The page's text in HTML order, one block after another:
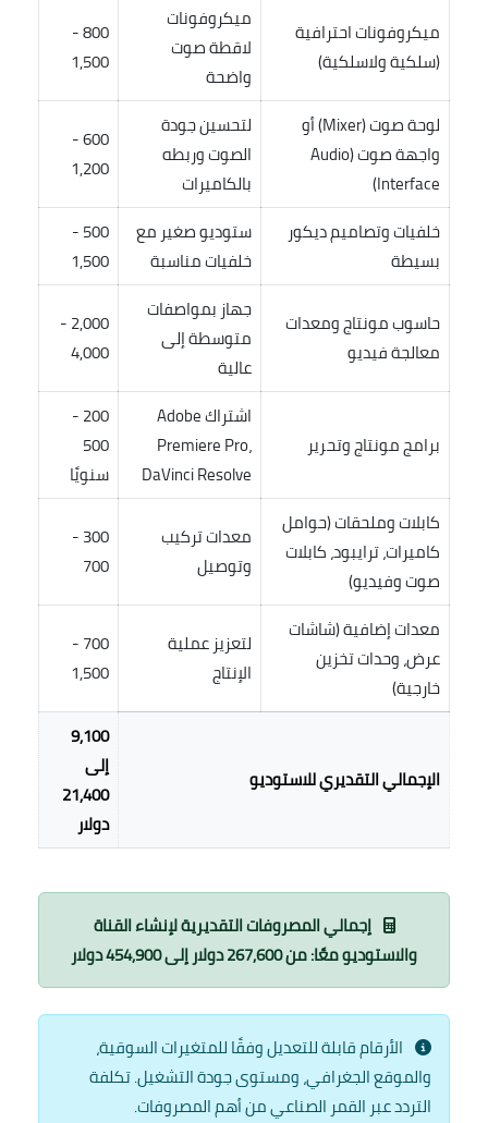
ميكروفونات احترافية
(سلكية ولاسلكية)
ميكروفونات
لاقطة صوت
واضحة
800 -
1,500
لوحة صوت (Mixer) أو
واجهة صوت (Audio
Interface)
لتحسين جودة
الصوت وربطه
بالكاميرات
600 -
1,200
خلفيات وتصاميم ديكور
بسيطة
ستوديو صغير مع
خلفيات مناسبة
500 -
1,500
حاسوب مونتاج ومعدات
معالجة فيديو
جهاز بمواصفات
متوسطة إلى
عالية
2,000 -
4,000
برامج مونتاج وتحرير
اشتراك Adobe
Premiere Pro،
DaVinci Resolve
200 -
500
سنويًا
كابلات وملحقات (حوامل
كاميرات، ترايبود، كابلات
صوت وفيديو)
معدات تركيب
وتوصيل
300 -
700
معدات إضافية (شاشات
عرض، وحدات تخزين
خارجية)
لتعزيز عملية
الإنتاج
700 -
1,500
الإجمالي التقديري للاستوديو
9,100
إلى
21,400
دولار
إجمالي المصروفات التقديرية لإنشاء القناة
والاستوديو معًا: من267,600 دولار إلى454,900 دولار
الأرقام قابلة للتعديل وفقًا للمتغيرات السوقية،
والموقع الجغرافي، ومستوى جودة التشغيل. تكلفة
التردد عبر القمر الصناعي من أهم المصروفات.